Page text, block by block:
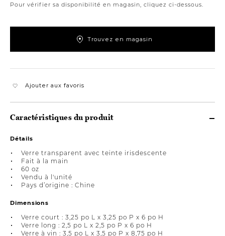
Pour vérifier sa disponibilité en magasin, cliquez ci-dessous.
Trouvez en magasin
Ajouter aux favoris
Caractéristiques du produit
Détails
Verre transparent avec teinte irisdescente
Fait à la main
60 oz
Vendu à l'unité
Pays d’origine : Chine
Dimensions
Verre court : 3,25 po L x 3,25 po P x 6 po H
Verre long : 2,5 po L x 2,5 po P x 6 po H
Verre à vin : 3,5 po L x 3,5 po P x 8,75 po H